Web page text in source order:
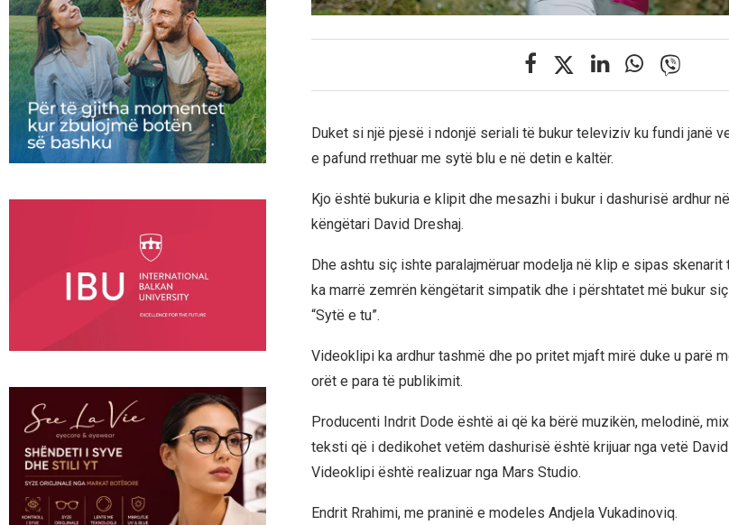
Duket si një pjesë i ndonjë seriali të bukur televiziv ku fundi janë
e pafund rrethuar me sytë blu e në detin e kaltër.
Kjo është bukuria e klipit dhe mesazhi i bukur i dashurisë ardhur
këngëtari David Dreshaj.
Dhe ashtu siç ishte paralajmëruar modelja në klip e sipas
ka marrë zemrën këngëtarit simpatik dhe i përshtatet më bukur
“Sytë e tu”.
Videoklipi ka ardhur tashmë dhe po pritet mjaft mirë duke u parë
orët e para të publikimit.
Producenti Indrit Dode është ai që ka bërë muzikën, melodinë,
teksti që i dedikohet vetëm dashurisë është krijuar nga vetë
Videoklipi është realizuar nga Mars Studio.
Endrit Rrahimi, me praninë e modeles Andjela Vukadinoviq.